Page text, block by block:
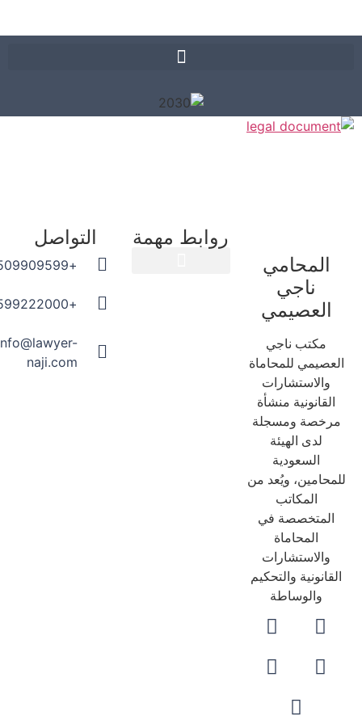
المحامي
ناجي
العصيمي
مكتب ناجي
للمحاماة
والاستشارات
منشأة
ومسجلة
لدى الهيئة
السعودية
ويُعد من
المكاتب
المتخصصة في
المحاماة
والاستشارات
والتحكيم
والوساطة
روابط مهمة التواصل
info@lawyer-
naji.com